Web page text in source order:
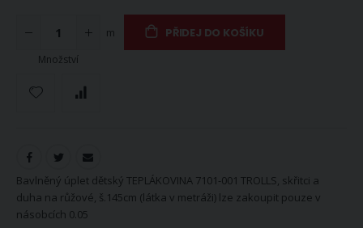
Množství
m PŘIDEJ DO KOŠÍKU
Bavlněný úplet dětský TEPLÁKOVINA 7101-001 TROLLS, skřitci a
duha na růžové, š.145cm (látka v metráži) lze zakoupit pouze v
násobcích 0.05